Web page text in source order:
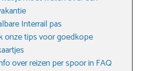
Interrail pas
onze tips voor goedkope
over reizen per spoor in FAQ